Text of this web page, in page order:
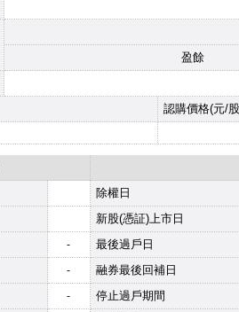
盈餘
認購價格(元/
除權日
新股(憑証)上市日
-
最後過戶日
-
融券最後回補日
-
停止過戶期間